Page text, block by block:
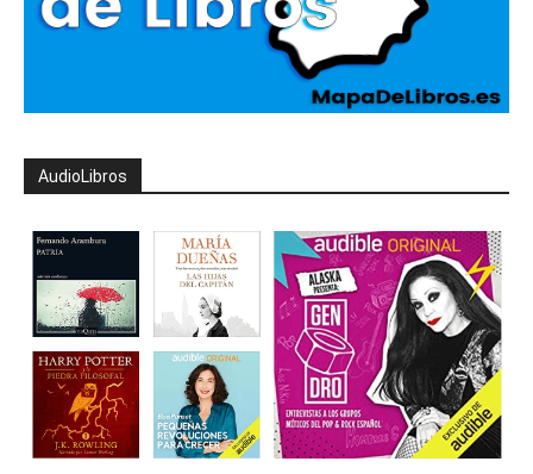
AudioLibros